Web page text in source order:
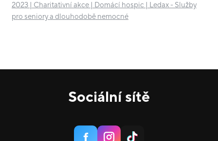
2023 | Charitativní akce | Domácí hospic | Ledax - Služby
pro seniory a dlouhodobě nemocné
Sociální sítě